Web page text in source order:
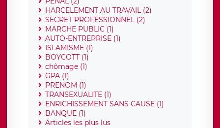
HARCELEMENT AU TRAVAIL (2)
SECRET PROFESSIONNEL (2)
MARCHE PUBLIC (1)
AUTO-ENTREPRISE (1)
ISLAMISME (1)
BOYCOTT (1)
chômage (1)
GPA (1)
PRENOM (1)
TRANSEXUALITE (1)
ENRICHISSEMENT SANS CAUSE (1)
BANQUE (1)
Articles les plus lus